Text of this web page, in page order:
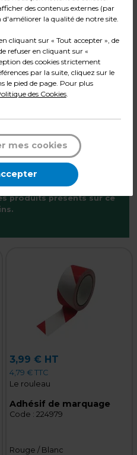
50 mm x 33 m
1 Ajouter au panier
ROUXEL vous
produits présents sur ce
3,99 € HT
4,79 € TTC
Le rouleau
Adhésif de marquage
Code : 224979
Rouge / Blanc
des contenus externes (par
d'améliorer la qualité de notre site.
cliquant sur « Tout accepter », de
refuser en cliquant sur «
des cookies strictement
par la suite, cliquez sur le
le pied de page. Pour plus
des Cookies.
mes cookies